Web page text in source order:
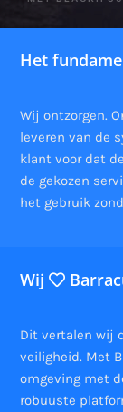
Het
Wij ontzorgen.
leveren van de
klant voor dat
de gekozen
het gebruik
Wij
Dit vertalen wij
veiligheid. Met
omgeving met
robuuste